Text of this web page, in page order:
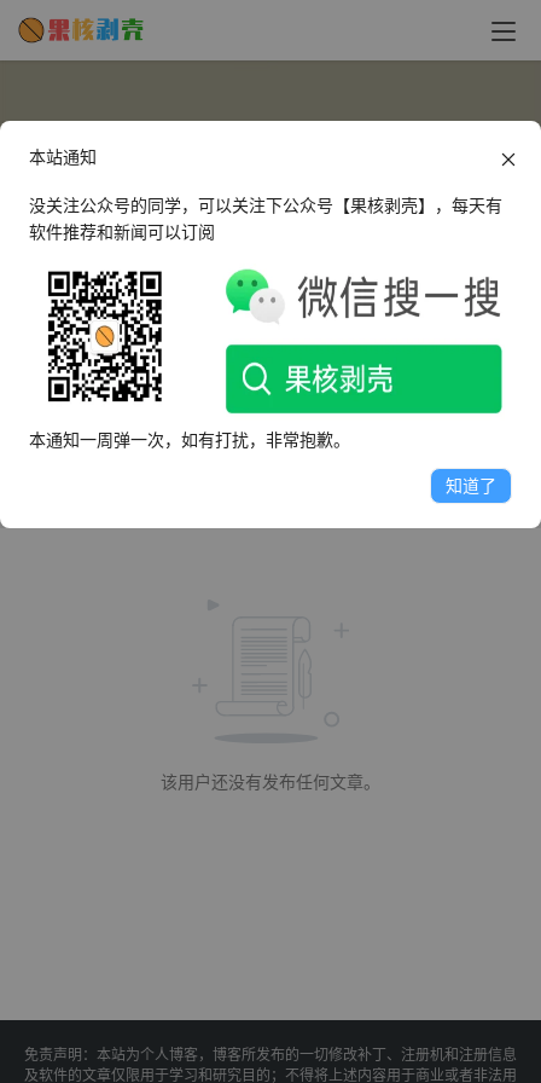
2530665121
这个人很懒，什么都没有留下～
该用户还没有发布任何文章。
免责声明：本站为个人博客，博客所发布的一切修改补丁、注册机和注册信息
及软件的文章仅限用于学习和研究目的；不得将上述内容用于商业或者非法用
本站通知
没关注公众号的同学，可以关注下公众号【果核剥壳】，每天有
软件推荐和新闻可以订阅
本通知一周弹一次，如有打扰，非常抱歉。
知道了